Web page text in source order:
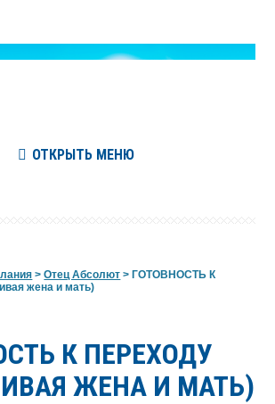
ОТКРЫТЬ МЕНЮ
>Отец Абсолют >ГОТОВНОСТЬ К
жена и мать)
К ПЕРЕХОДУ
ЖЕНА И МАТЬ)